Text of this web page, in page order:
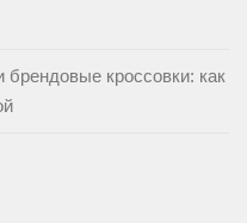
кроссовки: как